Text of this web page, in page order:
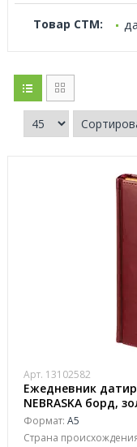
Товар СТМ:
Арт. 13102582
Ежедневник
NEBRASKA борд,
Формат: А5
Страна